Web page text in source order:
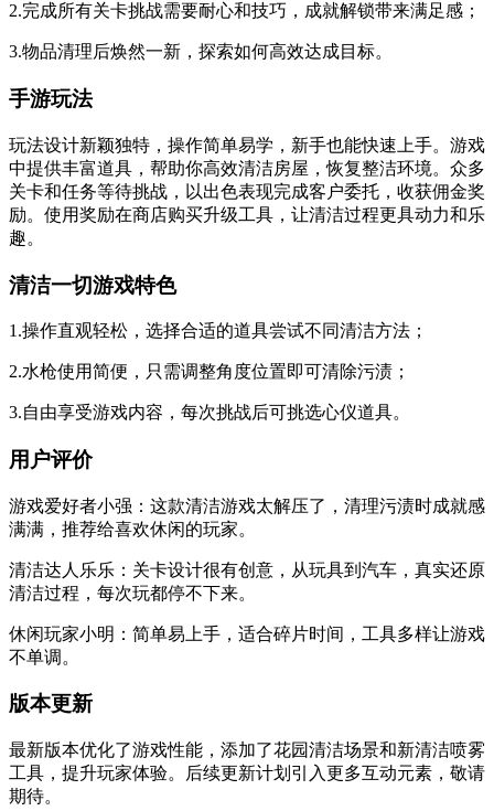
2.完成所有关卡挑战需要耐心和技巧，成就解锁带来满足感；
3.物品清理后焕然一新，探索如何高效达成目标。
手游玩法
玩法设计新颖独特，操作简单易学，新手也能快速上手。游戏
中提供丰富道具，帮助你高效清洁房屋，恢复整洁环境。众多
关卡和任务等待挑战，以出色表现完成客户委托，收获佣金奖
励。使用奖励在商店购买升级工具，让清洁过程更具动力和乐
趣。
清洁一切游戏特色
1.操作直观轻松，选择合适的道具尝试不同清洁方法；
2.水枪使用简便，只需调整角度位置即可清除污渍；
3.自由享受游戏内容，每次挑战后可挑选心仪道具。
用户评价
游戏爱好者小强：这款清洁游戏太解压了，清理污渍时成就感
满满，推荐给喜欢休闲的玩家。
清洁达人乐乐：关卡设计很有创意，从玩具到汽车，真实还原
清洁过程，每次玩都停不下来。
休闲玩家小明：简单易上手，适合碎片时间，工具多样让游戏
不单调。
版本更新
最新版本优化了游戏性能，添加了花园清洁场景和新清洁喷雾
工具，提升玩家体验。后续更新计划引入更多互动元素，敬请
期待。